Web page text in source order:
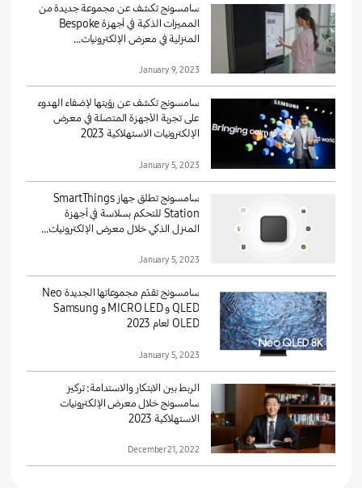
سامسونج تكشف عن مجموعة جديدة من
المميزات الذكية في أجهزة Bespoke
المنزلية في معرض الإلكترونيات...
January 9, 2023
سامسونج تكشف عن رؤيتها لإضفاء الهدوء
على تجربة الأجهزة المتصلة في معرض
الإلكترونيات الاستهلاكية 2023
January 5, 2023
سامسونج تطلق جهاز SmartThings
Station للتحكم بسلاسة في أجهزة
المنزل الذكي خلال معرض الإلكترونيات...
January 5, 2023
سامسونج تقدّم مجموعاتها الجديدة Neo
QLED و MICRO LED و Samsung
OLED لعام 2023
January 5, 2023
الربط بين الابتكار والاستدامة: تركيز
سامسونج خلال معرض الإلكترونيات
الاستهلاكية 2023
December 21, 2022